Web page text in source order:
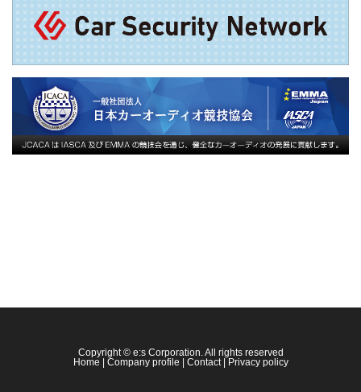
Copyright © e:s Corporation. All rights reserved
Home
Company profile Contact| Privacy policy